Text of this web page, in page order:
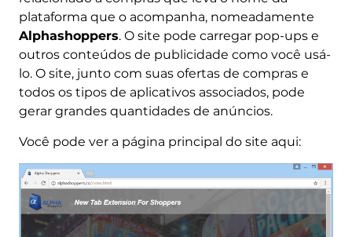
plataforma que o acompanha, nomeadamente
Alphashoppers. O site pode carregar pop-ups e
outros conteúdos de publicidade como você usá-
lo. O site, junto com suas ofertas de compras e
todos os tipos de aplicativos associados, pode
gerar grandes quantidades de anúncios.
Você pode ver a página principal do site aqui: